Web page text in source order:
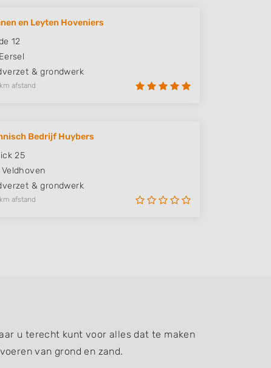
en Leyten Hoveniers
12
Eersel
& grondwerk
afstand
Bedrijf Huybers
25
Veldhoven
& grondwerk
afstand
u terecht kunt voor alles dat te maken
van grond en zand.